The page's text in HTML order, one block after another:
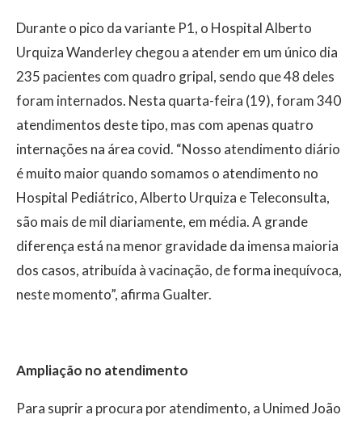
Durante o pico da variante P1, o Hospital Alberto
Urquiza Wanderley chegou a atender em um único dia
235 pacientes com quadro gripal, sendo que 48 deles
foram internados. Nesta quarta-feira (19), foram 340
atendimentos deste tipo, mas com apenas quatro
internações na área covid. “Nosso atendimento diário
é muito maior quando somamos o atendimento no
Hospital Pediátrico, Alberto Urquiza e Teleconsulta,
são mais de mil diariamente, em média. A grande
diferença está na menor gravidade da imensa maioria
dos casos, atribuída à vacinação, de forma inequívoca,
neste momento”, afirma Gualter.
Ampliação no atendimento
Para suprir a procura por atendimento, a Unimed João